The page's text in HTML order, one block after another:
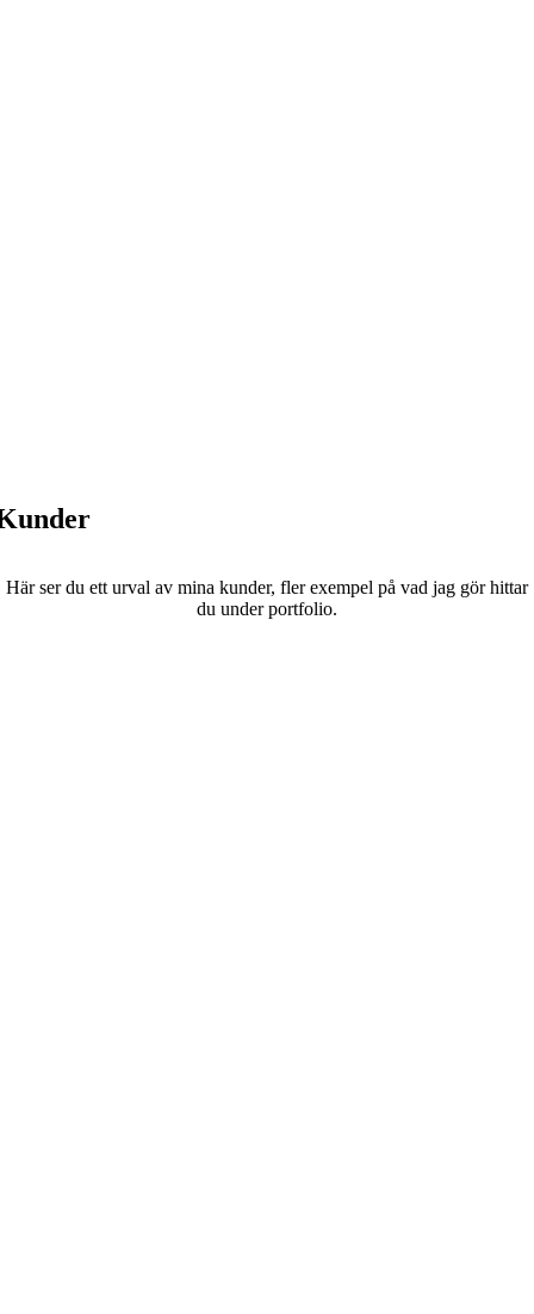
Här ser du ett urval av mina kunder, fler exempel på vad jag gör hittar
du under portfolio.